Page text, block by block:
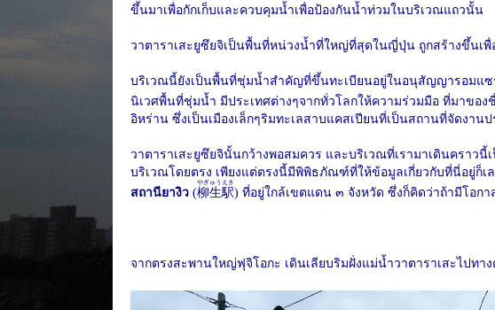
ขึ้นมาเพื่อกักเก็บและควบคุมน้ำเพื่อป้องกันน้ำท่วมในบริเวณแถวนั้น
วาตาราเสะยูซึยจิเป็นพื้นที่หน่วงน้ำที่ใหญ่ที่สุดในญี่ปุ่น ถูกสร้างขึ้นเ
บริเวณนี้ยังเป็นพื้นที่ชุ่มน้ำสำคัญที่ขึ้นทะเบียนอยู่ในอนุสัญญารอมแ
นิเวศพื้นที่ชุ่มน้ำ มีประเทศต่างๆจากทั่วโลกให้ความร่วมมือ ที่มาขอ
อิหร่าน ซึ่งเป็นเมืองเล็กๆริมทะเลสาบแคสเปียนที่เป็นสถานที่จัดงา
วาตาราเสะยูซึยจินั้นกว้างพอสมควร และบริเวณที่เรามาเดินคราว
บริเวณโดยตรง เพียงแต่ตรงนี้มีพิพิธภัณฑ์ที่ให้ข้อมูลเกี่ยวกับที่นี่อยู่ก็เ
สถานียางิว (柳生駅
やぎゅうえき
) ที่อยู่ใกล้เขตแดน ๓ จังหวัด ซึ่งก็คิดว่าถ้ามีโอกา
จากตรงสะพานใหญ่ฟุจิโอกะ เดินเลียบริมฝั่งแม่น้ำวาตาราเสะไปทา